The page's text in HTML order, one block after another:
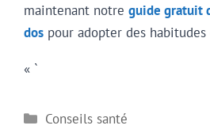
maintenant notre guide gratuit
dos pour adopter des habitudes
« `
Catégories
Conseils santé